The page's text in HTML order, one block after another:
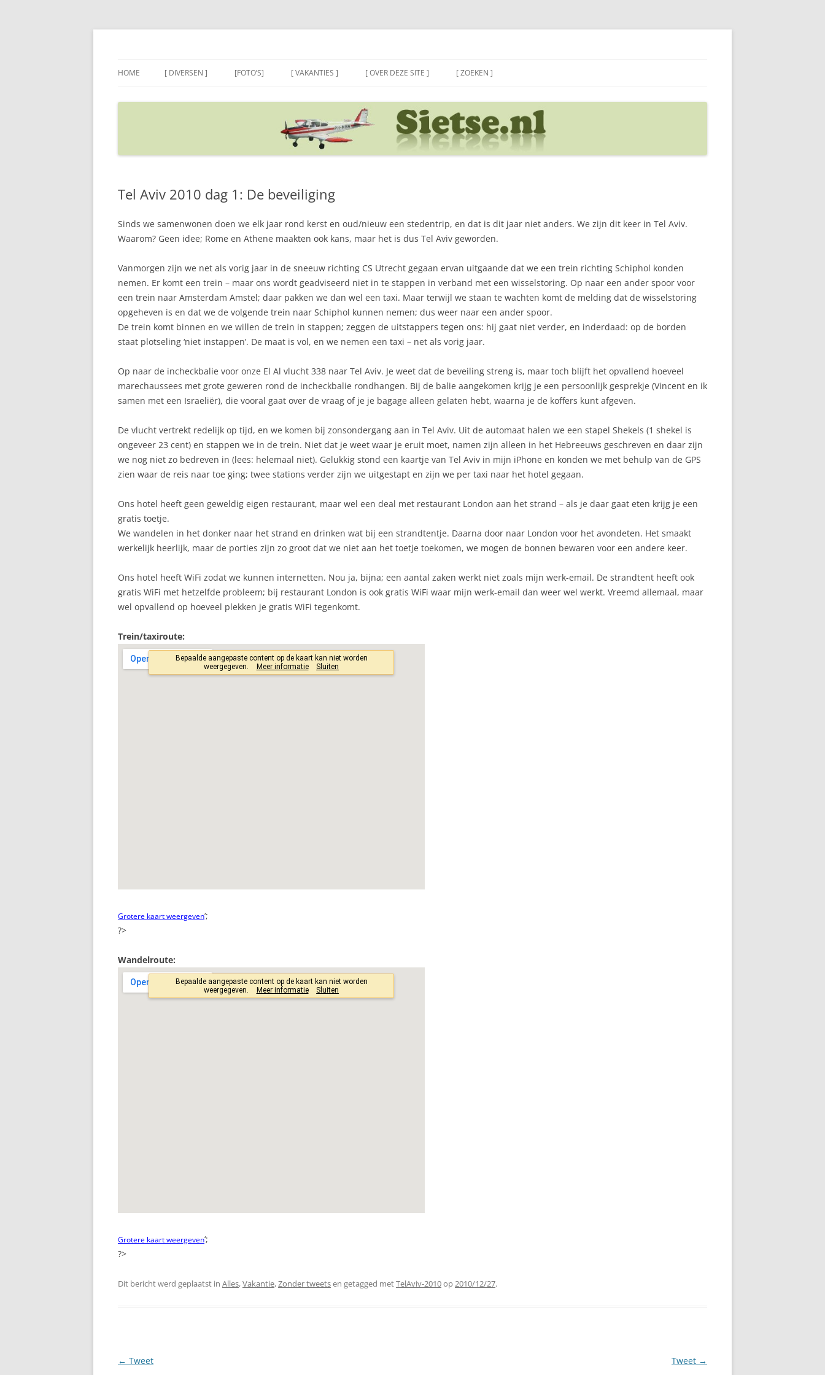
Ga
HOME [ DIVERSEN ] [FOTO’S] [ VAKANTIES ] [ OVER DEZE SITE ] [ ZOEKEN ]
Tel Aviv 2010 dag 1: De beveiliging
Sinds we samenwonen doen we elk jaar rond kerst en oud/nieuw een stedentrip, en dat is dit jaar niet anders. We zijn dit keer in Tel Aviv.
Waarom? Geen idee; Rome en Athene maakten ook kans, maar het is dus Tel Aviv geworden.
Vanmorgen zijn we net als vorig jaar in de sneeuw richting CS Utrecht gegaan ervan uitgaande dat we een trein richting Schiphol konden
nemen. Er komt een trein – maar ons wordt geadviseerd niet in te stappen in verband met een wisselstoring. Op naar een ander spoor voor
een trein naar Amsterdam Amstel; daar pakken we dan wel een taxi. Maar terwijl we staan te wachten komt de melding dat de wisselstoring
opgeheven is en dat we de volgende trein naar Schiphol kunnen nemen; dus weer naar een ander spoor.
De trein komt binnen en we willen de trein in stappen; zeggen de uitstappers tegen ons: hij gaat niet verder, en inderdaad: op de borden
staat plotseling ‘niet instappen’. De maat is vol, en we nemen een taxi – net als vorig jaar.
Op naar de incheckbalie voor onze El Al vlucht 338 naar Tel Aviv. Je weet dat de beveiling streng is, maar toch blijft het opvallend hoeveel
marechaussees met grote geweren rond de incheckbalie rondhangen. Bij de balie aangekomen krijg je een persoonlijk gesprekje (Vincent en ik
samen met een Israeliër), die vooral gaat over de vraag of je je bagage alleen gelaten hebt, waarna je de koffers kunt afgeven.
De vlucht vertrekt redelijk op tijd, en we komen bij zonsondergang aan in Tel Aviv. Uit de automaat halen we een stapel Shekels (1 shekel is
ongeveer 23 cent) en stappen we in de trein. Niet dat je weet waar je eruit moet, namen zijn alleen in het Hebreeuws geschreven en daar zijn
we nog niet zo bedreven in (lees: helemaal niet). Gelukkig stond een kaartje van Tel Aviv in mijn iPhone en konden we met behulp van de GPS
zien waar de reis naar toe ging; twee stations verder zijn we uitgestapt en zijn we per taxi naar het hotel gegaan.
Ons hotel heeft geen geweldig eigen restaurant, maar wel een deal met restaurant London aan het strand – als je daar gaat eten krijg je een
gratis toetje.
We wandelen in het donker naar het strand en drinken wat bij een strandtentje. Daarna door naar London voor het avondeten. Het smaakt
werkelijk heerlijk, maar de porties zijn zo groot dat we niet aan het toetje toekomen, we mogen de bonnen bewaren voor een andere keer.
Ons hotel heeft WiFi zodat we kunnen internetten. Nou ja, bijna; een aantal zaken werkt niet zoals mijn werk-email. De strandtent heeft ook
gratis WiFi met hetzelfde probleem; bij restaurant London is ook gratis WiFi waar mijn werk-email dan weer wel werkt. Vreemd allemaal, maar
wel opvallend op hoeveel plekken je gratis WiFi tegenkomt.
Trein/taxiroute:
Grotere kaart weergeven‘;
?>
Wandelroute:
Grotere kaart weergeven‘;
?>
Dit bericht werd geplaatst in Alles,Vakantie,Zonder tweetsen getagged metTelAviv-2010op2010/12/27.
Berichtnavigatie
← Tweet Tweet →